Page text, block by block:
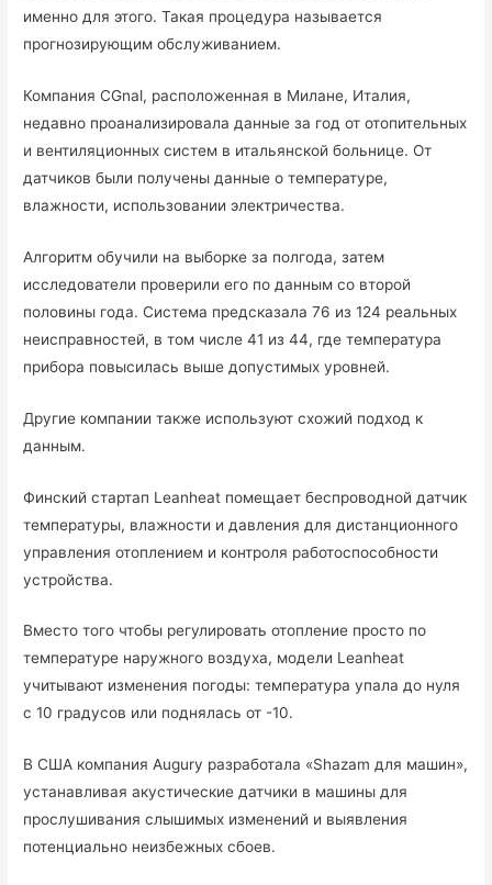
именно для этого. Такая процедура называется
прогнозирующим обслуживанием.
Компания CGnal, расположенная в Милане, Италия,
недавно проанализировала данные за год от отопительных
и вентиляционных систем в итальянской больнице. От
датчиков были получены данные о температуре,
влажности, использовании электричества.
Алгоритм обучили на выборке за полгода, затем
исследователи проверили его по данным со второй
половины года. Система предсказала 76 из 124 реальных
неисправностей, в том числе 41 из 44, где температура
прибора повысилась выше допустимых уровней.
Другие компании также используют схожий подход к
данным.
Финский стартап Leanheat помещает беспроводной датчик
температуры, влажности и давления для дистанционного
управления отоплением и контроля работоспособности
устройства.
Вместо того чтобы регулировать отопление просто по
температуре наружного воздуха, модели Leanheat
учитывают изменения погоды: температура упала до нуля
с 10 градусов или поднялась от -10.
В США компания Augury разработала «Shazam для машин»,
устанавливая акустические датчики в машины для
прослушивания слышимых изменений и выявления
потенциально неизбежных сбоев.